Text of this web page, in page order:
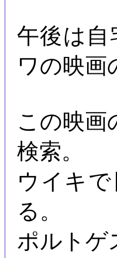
午後は
ワの映画
この映
検索。
ウイキ
る。
ポルトゲ